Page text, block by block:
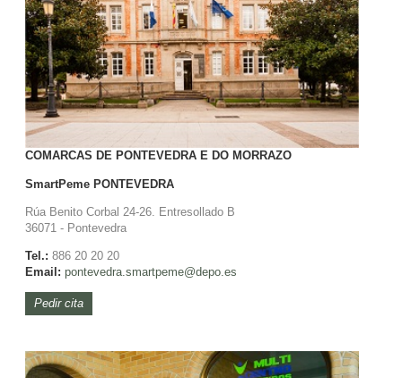
COMARCAS DE PONTEVEDRA E DO MORRAZO
SmartPemePONTEVEDRA
Rúa Benito Corbal 24-26. Entresollado B
36071 - Pontevedra
Tel.: 886 20 20 20
Email: pontevedra.smartpeme@depo.es
Pedir cita